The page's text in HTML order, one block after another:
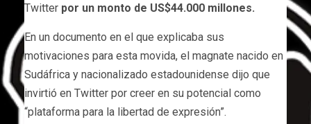
Twitter por un monto de US$44.000 millones.
En un documento en el que explicaba sus
motivaciones para esta movida, el magnate nacido en
Sudáfrica y nacionalizado estadounidense dijo que
invirtió en Twitter por creer en su potencial como
“plataforma para la libertad de expresión”.